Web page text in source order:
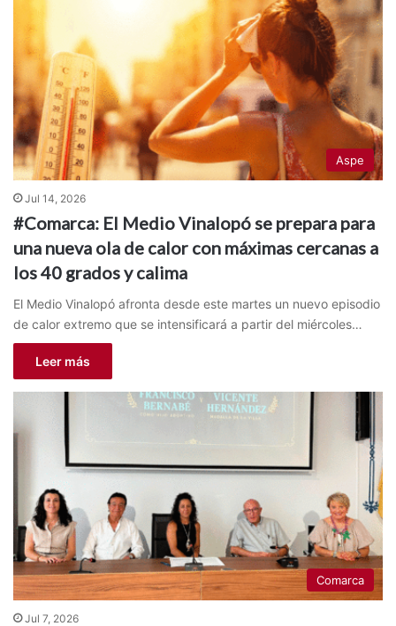
Aspe
Jul 14, 2026
#Comarca: El Medio Vinalopó se prepara para
una nueva ola de calor con máximas cercanas a
los 40 grados y calima
El Medio Vinalopó afronta desde este martes un nuevo episodio
de calor extremo que se intensificará a partir del miércoles…
Leer más
Comarca
Jul 7, 2026